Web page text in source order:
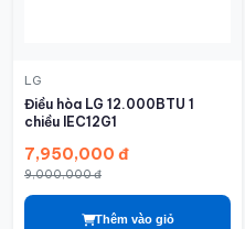
LG
Điều hòa LG 12.000BTU 1
chiều IEC12G1
7,950,000 đ
9,000,000 đ
Thêm vào giỏ